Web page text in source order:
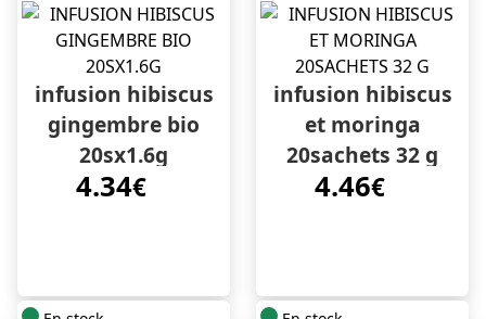
infusion hibiscus
gingembre bio
20sx1.6g
4.34€
infusion hibiscus
et moringa
20sachets 32 g
4.46€